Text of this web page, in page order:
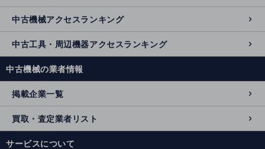
中古機械アクセスランキング
中古工具・周辺機器アクセスランキング
中古機械の業者情報
掲載企業一覧
買取・査定業者リスト
サービスについて